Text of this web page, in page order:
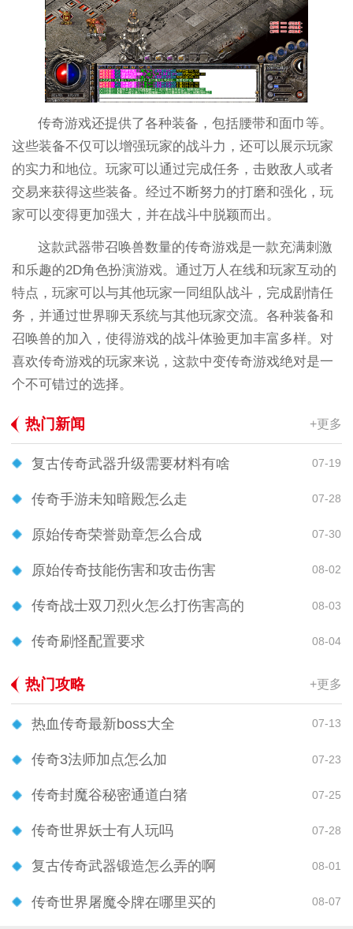
传奇游戏还提供了各种装备，包括腰带和面巾等。
这些装备不仅可以增强玩家的战斗力，还可以展示玩家
的实力和地位。玩家可以通过完成任务，击败敌人或者
交易来获得这些装备。经过不断努力的打磨和强化，玩
家可以变得更加强大，并在战斗中脱颖而出。
这款武器带召唤兽数量的传奇游戏是一款充满刺激
和乐趣的2D角色扮演游戏。通过万人在线和玩家互动的
特点，玩家可以与其他玩家一同组队战斗，完成剧情任
务，并通过世界聊天系统与其他玩家交流。各种装备和
召唤兽的加入，使得游戏的战斗体验更加丰富多样。对
喜欢传奇游戏的玩家来说，这款中变传奇游戏绝对是一
个不可错过的选择。
热门新闻 +更多
复古传奇武器升级需要材料有啥 07-19
传奇手游未知暗殿怎么走 07-28
原始传奇荣誉勋章怎么合成 07-30
原始传奇技能伤害和攻击伤害 08-02
传奇战士双刀烈火怎么打伤害高的 08-03
传奇刷怪配置要求 08-04
热门攻略 +更多
热血传奇最新boss大全 07-13
传奇3法师加点怎么加 07-23
传奇封魔谷秘密通道白猪 07-25
传奇世界妖士有人玩吗 07-28
复古传奇武器锻造怎么弄的啊 08-01
传奇世界屠魔令牌在哪里买的 08-07